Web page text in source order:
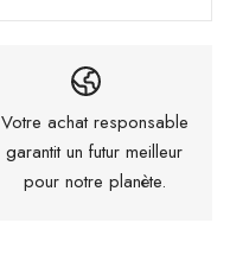
Votre achat responsable
garantit un futur meilleur
pour notre planète.